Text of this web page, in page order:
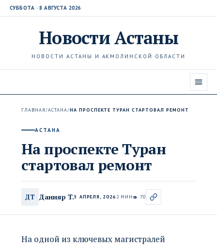
СУББОТА · 8 АВГУСТА 2026
НовостиАстаны
НОВОСТИ АСТАНЫ И АКМОЛИНСКОЙ ОБЛАСТИ
ГЛАВНАЯ/АСТАНА/НА ПРОСПЕКТЕ ТУРАН СТАРТОВАЛ РЕМОНТ
АСТАНА
На проспекте Туран
стартовал ремонт
ДТ Данияр Т.5 АПРЕЛЯ, 2026 2 МИН👁 70
На одной из ключевых магистралей